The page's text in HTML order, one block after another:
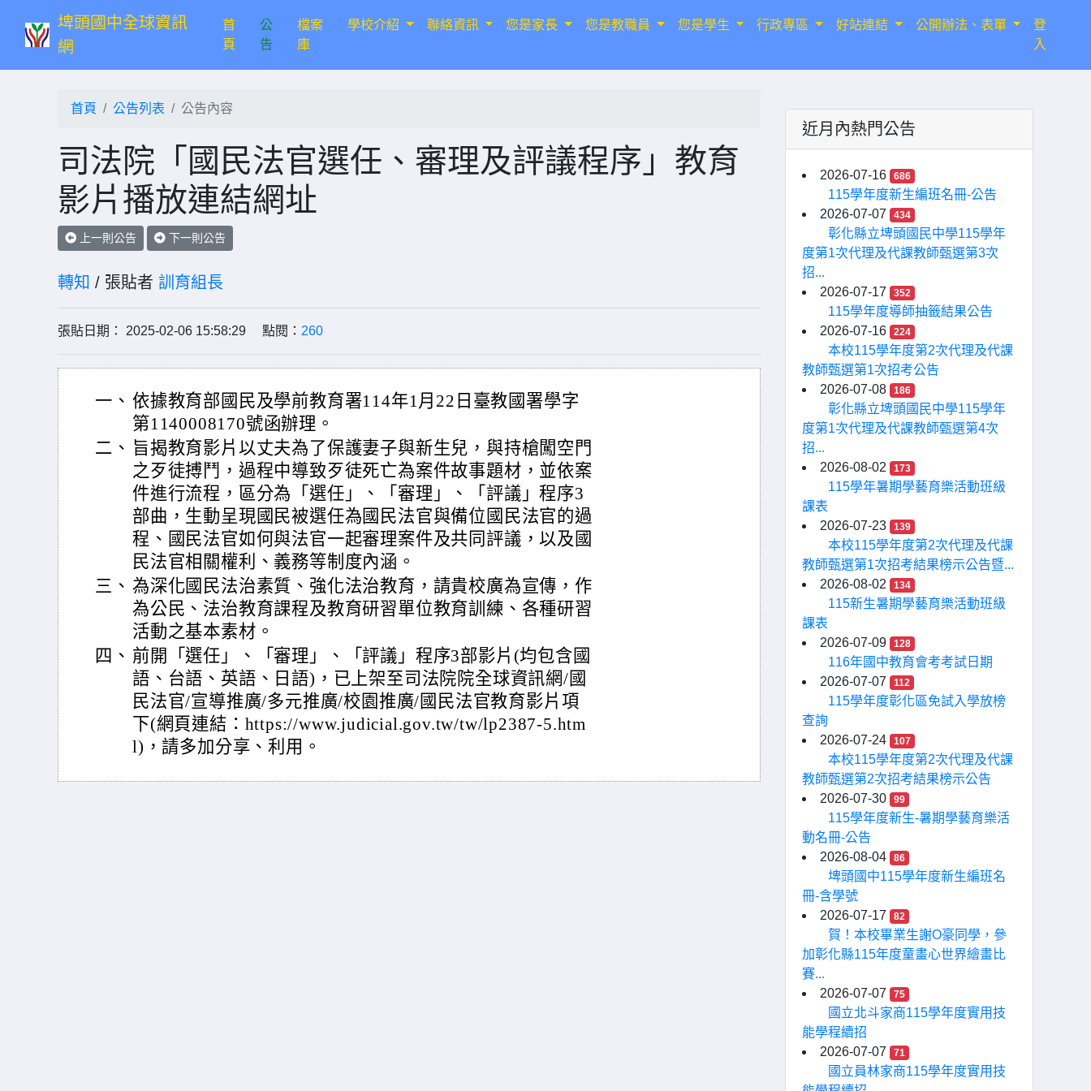
埤頭國中全球資訊
網
首
頁(current)
公
告
檔案
庫
學校介紹 聯絡資訊 您是家長 您是教職員 您是學生 行政專區 好站連結 公開辦法、表單
登
入
首頁 公告列表 公告內容
司法院「國民法官選任、審理及評議程序」教育
影片播放連結網址
上一則公告 下一則公告
轉知 / 張貼者 訓育組長
張貼日期： 2025-02-06 15:58:29 點閱： 260
一、 依據教育部國民及學前教育署114年1月22日臺教國署學字
第1140008170號函辦理。
二、 旨揭教育影片以丈夫為了保護妻子與新生兒，與持槍闖空門
之歹徒搏鬥，過程中導致歹徒死亡為案件故事題材，並依案
件進行流程，區分為「選任」、「審理」、「評議」程序3
部曲，生動呈現國民被選任為國民法官與備位國民法官的過
程、國民法官如何與法官一起審理案件及共同評議，以及國
民法官相關權利、義務等制度內涵。
三、 為深化國民法治素質、強化法治教育，請貴校廣為宣傳，作
為公民、法治教育課程及教育研習單位教育訓練、各種研習
活動之基本素材。
四、 前開「選任」、「審理」、「評議」程序3部影片(均包含國
語、台語、英語、日語)，已上架至司法院院全球資訊網/國
民法官/宣導推廣/多元推廣/校園推廣/國民法官教育影片項
下(網頁連結：https://www.judicial.gov.tw/tw/lp2387-5.htm
l)，請多加分享、利用。
近月內熱門公告
2026-07-16 686
115學年度新生編班名冊-公告
2026-07-07
434
彰化縣立埤頭國民中學115學年
度第1次代理及代課教師甄選第3次
招...
2026-07-17
352
115學年度導師抽籤結果公告
2026-07-16
224
本校115學年度第2次代理及代課
教師甄選第1次招考公告
2026-07-08
186
彰化縣立埤頭國民中學115學年
度第1次代理及代課教師甄選第4次
招...
2026-08-02
173
115學年暑期學藝育樂活動班級
課表
2026-07-23
139
本校115學年度第2次代理及代課
教師甄選第1次招考結果榜示公告暨...
2026-08-02
134
115新生暑期學藝育樂活動班級
課表
2026-07-09
128
116年國中教育會考考試日期
2026-07-07
112
115學年度彰化區免試入學放榜
查詢
2026-07-24
107
本校115學年度第2次代理及代課
教師甄選第2次招考結果榜示公告
2026-07-30
99
115學年度新生-暑期學藝育樂活
動名冊-公告
2026-08-04
86
埤頭國中115學年度新生編班名
冊-含學號
2026-07-17
82
賀！本校畢業生謝O豪同學，參
加彰化縣115年度童畫心世界繪畫比
賽...
2026-07-07
75
國立北斗家商115學年度實用技
能學程續招
2026-07-07
71
國立員林家商115學年度實用技